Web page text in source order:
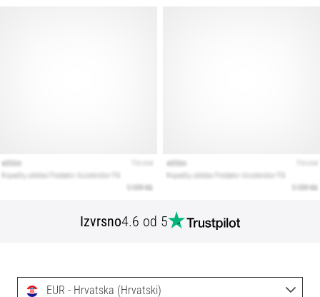
Izvrsno4.6 od 5
EUR - Hrvatska (Hrvatski)